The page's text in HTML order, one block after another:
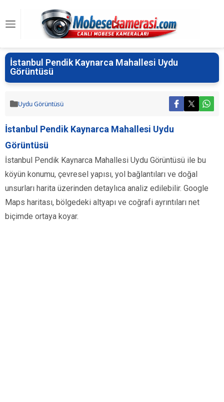
İstanbul Pendik Kaynarca Mahallesi Uydu
Görüntüsü
Uydu Görüntüsü
İstanbul Pendik Kaynarca Mahallesi Uydu
Görüntüsü
İstanbul Pendik Kaynarca Mahallesi Uydu Görüntüsü ile bu
köyün konumu, çevresel yapısı, yol bağlantıları ve doğal
unsurları harita üzerinden detaylıca analiz edilebilir. Google
Maps haritası, bölgedeki altyapı ve coğrafi ayrıntıları net
biçimde ortaya koyar.